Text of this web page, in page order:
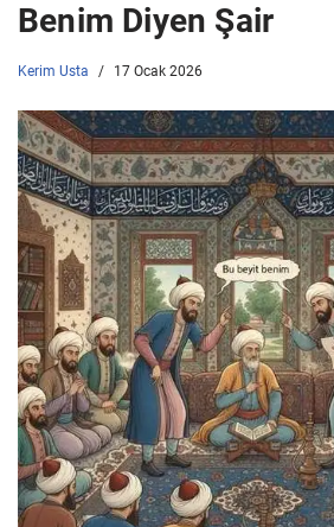
Benim Diyen Şair
Kerim Usta 17 Ocak 2026